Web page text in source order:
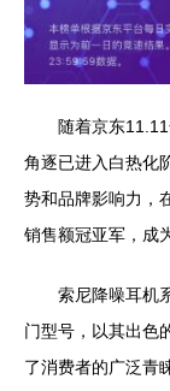
随着京东
角逐已进入白热化
势和品牌影响力，
销售额冠亚军，成
索尼降噪耳机
门型号，以其出色
了消费者的广泛青